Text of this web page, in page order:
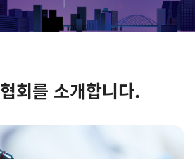
회를 소개합니다.